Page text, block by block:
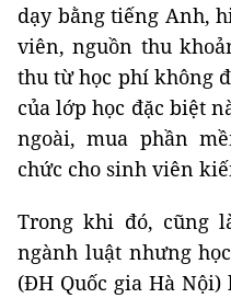
dạy bằng tiếng Anh,
viên, nguồn thu
thu từ học phí không
của lớp học đặc biệt
ngoài, mua phần
chức cho sinh viên
Trong khi đó, cũng
ngành luật nhưng
(ĐH Quốc gia Hà